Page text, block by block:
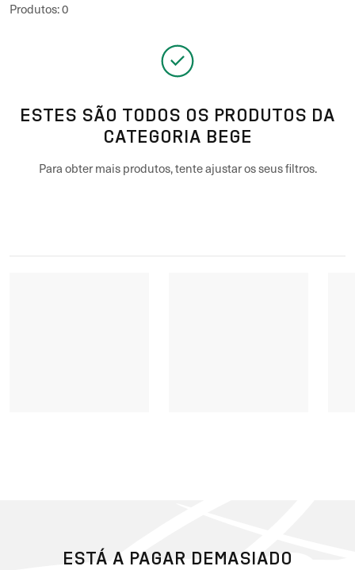
Produtos:0
ESTES SÃO TODOS OS PRODUTOS DA
CATEGORIA BEGE
Para obter mais produtos, tente ajustar os seus filtros.
ESTÁ A PAGAR DEMASIADO